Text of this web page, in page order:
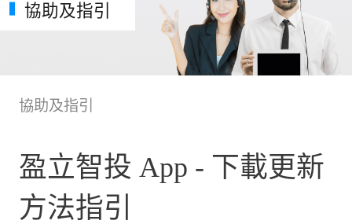
協助及指引
協助及指引
盈立智投 App - 下載更新
方法指引